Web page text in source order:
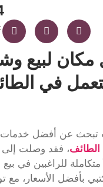
لبيع
في
تبحث عن أفضل خدمات
، فقد وصلت إلى
للراغبين في بيع
بأفضل الأسعار، مع